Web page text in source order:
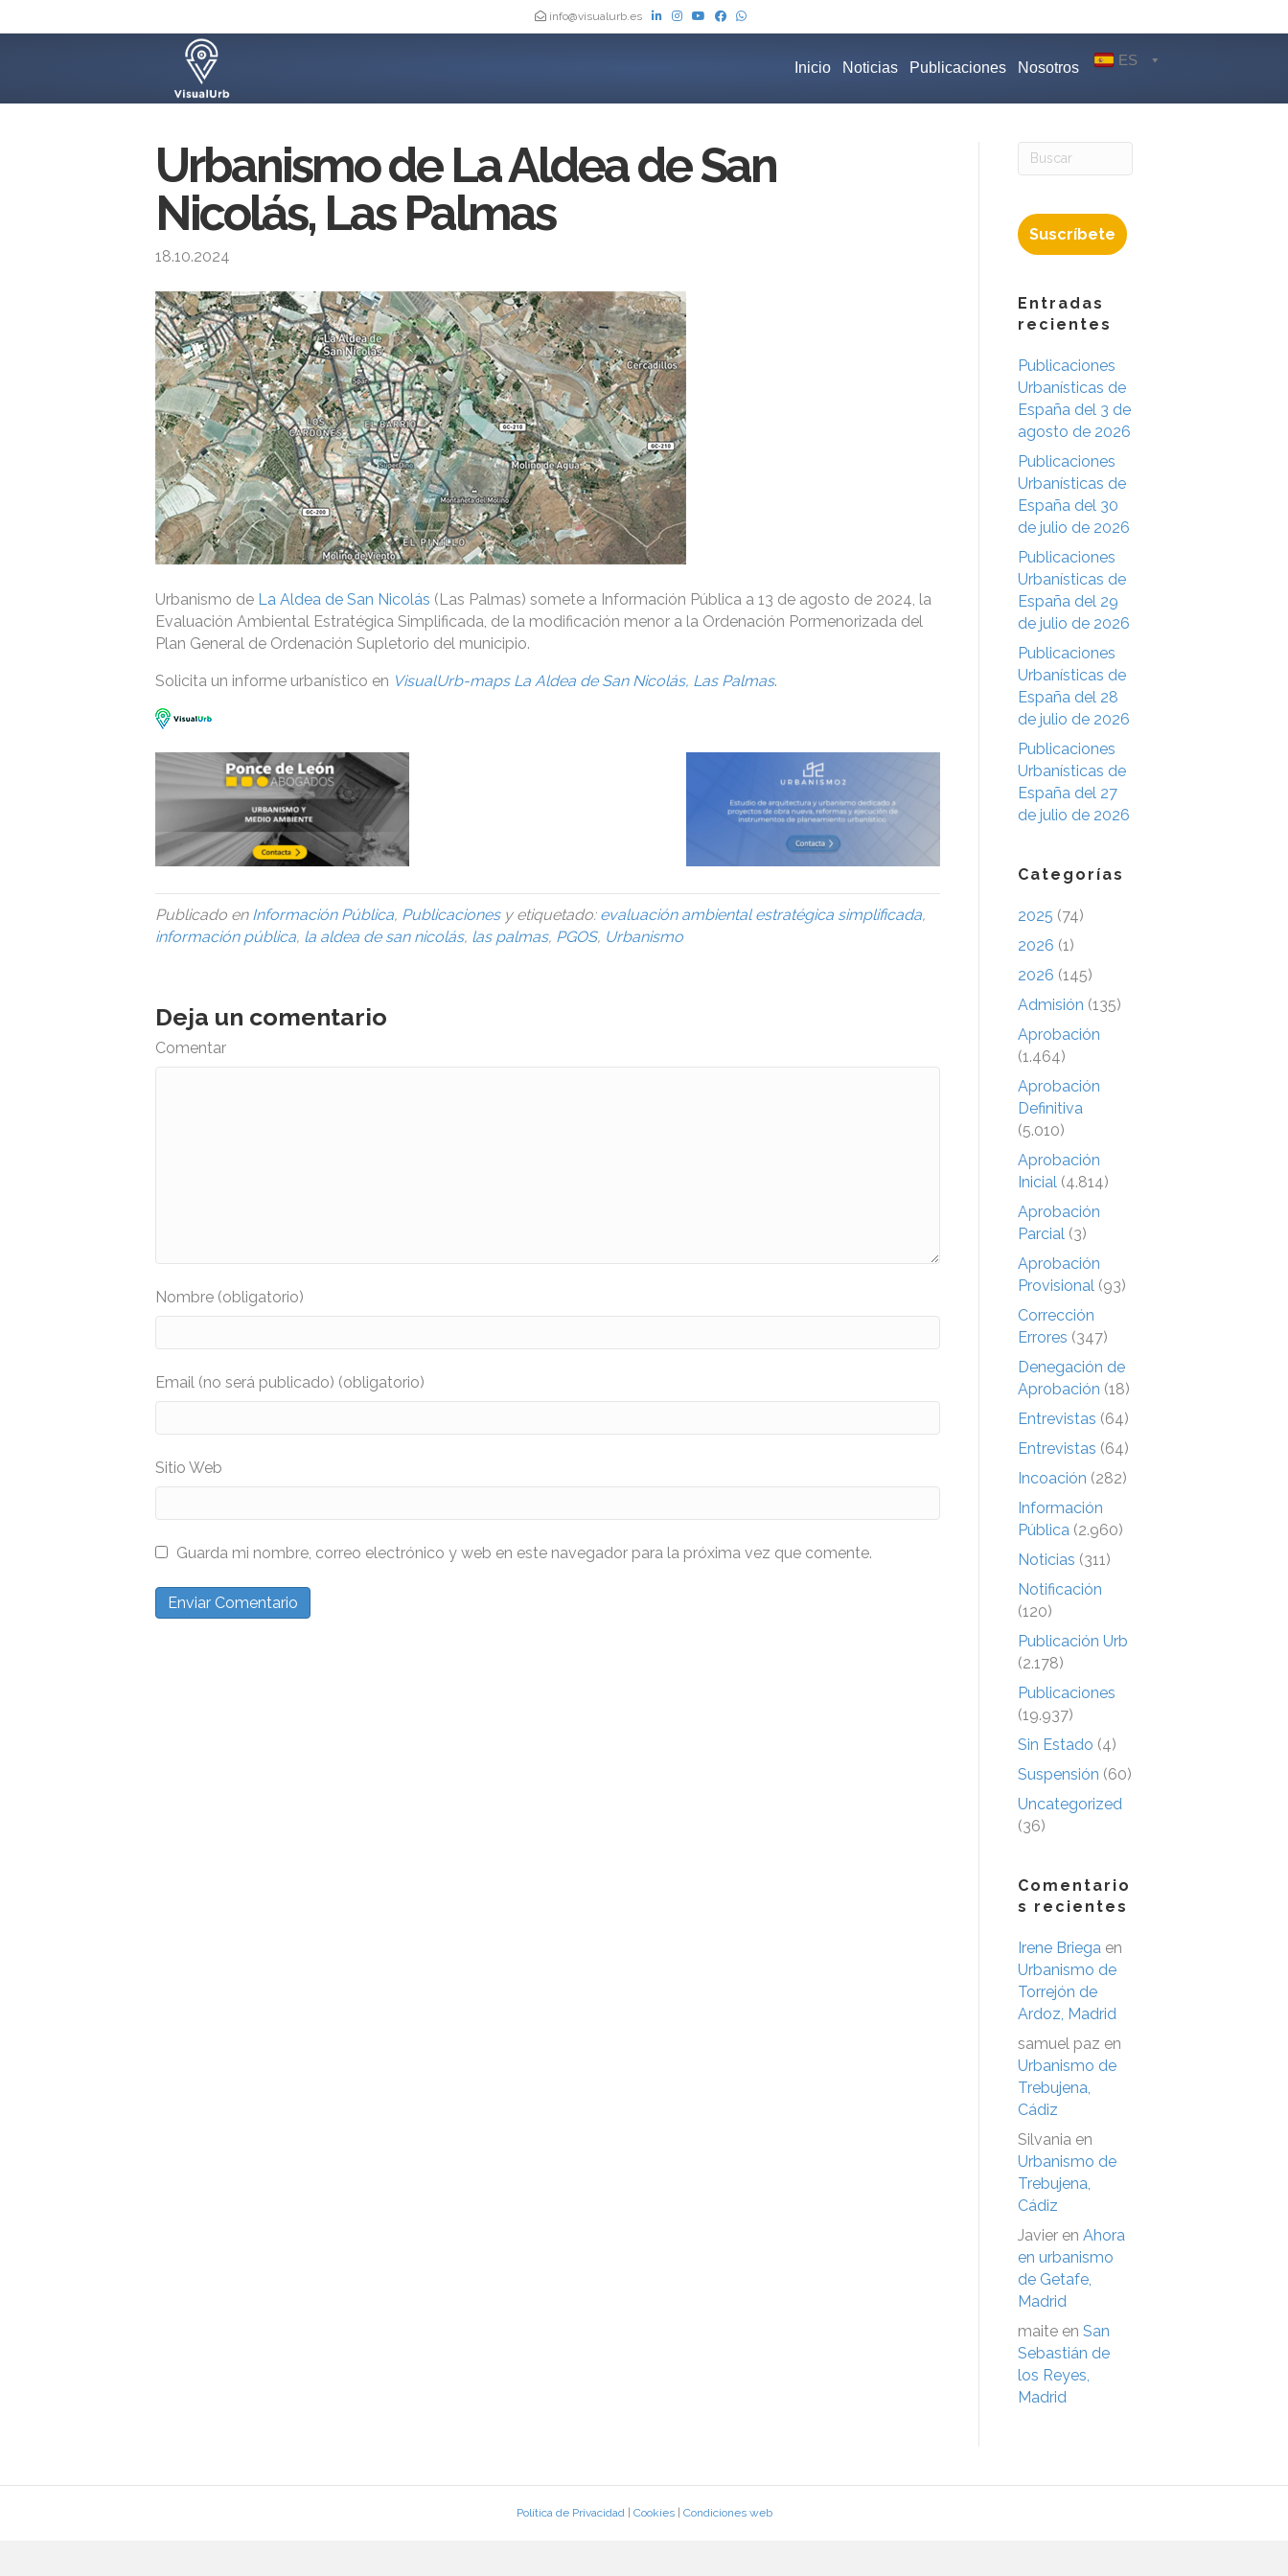
info@visualurb.es
Inicio Noticias Publicaciones Nosotros ES
Urbanismo de La Aldea de San
Nicolás, Las Palmas
18.10.2024
Urbanismo de La Aldea de San Nicolás (Las Palmas) somete a Información Pública a 13 de agosto de 2024, la
Evaluación Ambiental Estratégica Simplificada, de la modificación menor a la Ordenación Pormenorizada del
Plan General de Ordenación Supletorio del municipio.
Solicita un informe urbanístico en VisualUrb-maps La Aldea de San Nicolás, Las Palmas.
Publicado en Información Pública, Publicacionesy etiquetado: evaluación ambiental estratégica simplificada,
información pública, la aldea de san nicolás, las palmas, PGOS, Urbanismo
Deja un comentario
Comentar
Nombre (obligatorio)
Email (no será publicado) (obligatorio)
Sitio Web
Guarda mi nombre, correo electrónico y web en este navegador para la próxima vez que comente.
Suscríbete
Entradas
recientes
Publicaciones
Urbanísticas de
España del 3 de
agosto de 2026
Publicaciones
Urbanísticas de
España del 30
de julio de 2026
Publicaciones
Urbanísticas de
España del 29
de julio de 2026
Publicaciones
Urbanísticas de
España del 28
de julio de 2026
Publicaciones
Urbanísticas de
España del 27
de julio de 2026
Categorías
2025 (74)
2026 (1)
2026 (145)
Admisión (135)
Aprobación
(1.464)
Aprobación
Definitiva
(5.010)
Aprobación
Inicial (4.814)
Aprobación
Parcial (3)
Aprobación
Provisional (93)
Corrección
Errores (347)
Denegación de
Aprobación (18)
Entrevistas (64)
Entrevistas (64)
Incoación (282)
Información
Pública (2.960)
Noticias (311)
Notificación
(120)
Publicación Urb
(2.178)
Publicaciones
(19.937)
Sin Estado (4)
Suspensión (60)
Uncategorized
(36)
Comentario
s recientes
Irene Briega en
Urbanismo de
Torrejón de
Ardoz, Madrid
samuel paz en
Urbanismo de
Trebujena,
Cádiz
Silvania en
Urbanismo de
Trebujena,
Cádiz
Javier en Ahora
en urbanismo
de Getafe,
Madrid
maite en San
Sebastián de
los Reyes,
Madrid
Política de Privacidad| Cookies| Condiciones web